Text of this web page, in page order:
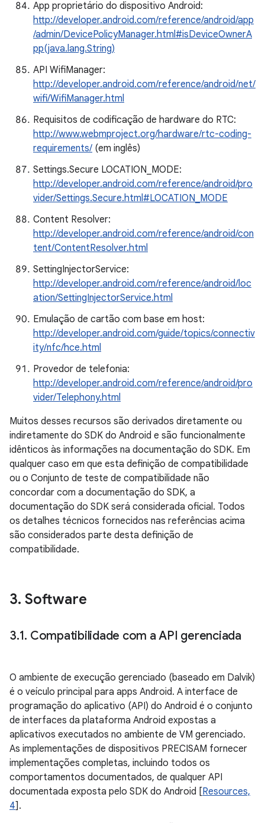
App proprietário do dispositivo Android:
http://developer.android.com/reference/android/app
/admin/DevicePolicyManager.html#isDeviceOwnerA
pp(java.lang.String)
API WifiManager:
http://developer.android.com/reference/android/net/
wifi/WifiManager.html
Requisitos de codificação de hardware do RTC:
http://www.webmproject.org/hardware/rtc-coding-
requirements/ (em inglês)
Settings.Secure LOCATION_MODE:
http://developer.android.com/reference/android/pro
vider/Settings.Secure.html#LOCATION_MODE
Content Resolver:
http://developer.android.com/reference/android/con
tent/ContentResolver.html
SettingInjectorService:
http://developer.android.com/reference/android/loc
ation/SettingInjectorService.html
Emulação de cartão com base em host:
http://developer.android.com/guide/topics/connectiv
ity/nfc/hce.html
Provedor de telefonia:
http://developer.android.com/reference/android/pro
vider/Telephony.html
Muitos desses recursos são derivados diretamente ou
indiretamente do SDK do Android e são funcionalmente
idênticos às informações na documentação do SDK. Em
qualquer caso em que esta definição de compatibilidade
ou o Conjunto de teste de compatibilidade não
concordar com a documentação do SDK, a
documentação do SDK será considerada oficial. Todos
os detalhes técnicos fornecidos nas referências acima
são considerados parte desta definição de
compatibilidade.
3. Software
3.1. Compatibilidade com a API gerenciada
O ambiente de execução gerenciado (baseado em Dalvik)
é o veículo principal para apps Android. A interface de
programação do aplicativo (API) do Android é o conjunto
de interfaces da plataforma Android expostas a
aplicativos executados no ambiente de VM gerenciado.
As implementações de dispositivos PRECISAM fornecer
implementações completas, incluindo todos os
comportamentos documentados, de qualquer API
documentada exposta pelo SDK do Android [Resources,
4].